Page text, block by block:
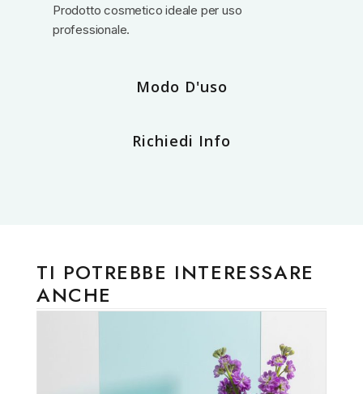
Modo D'uso
Richiedi Info
Prodotto cosmetico ideale per uso
professionale.
TI POTREBBE INTERESSARE
ANCHE